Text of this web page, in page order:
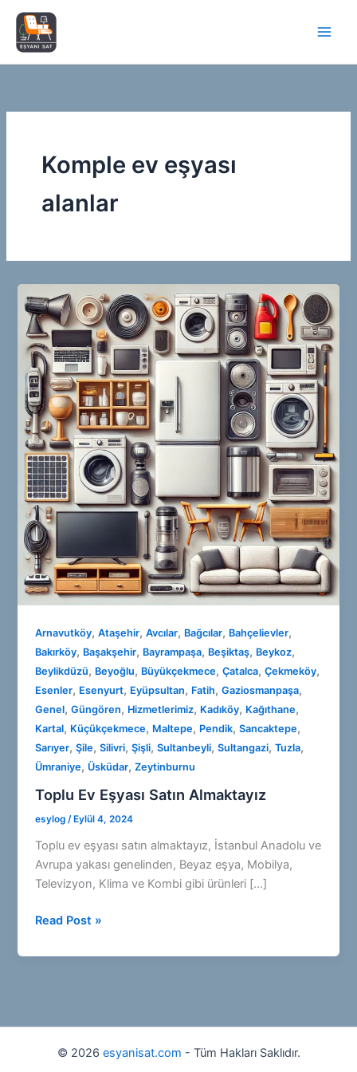
İçeriğe
Komple ev eşyası
alanlar
Arnavutköy,Ataşehir,Avcılar, Bağcılar, Bahçelievler,
Bakırköy, Başakşehir, Bayrampaşa, Beşiktaş, Beykoz,
Beylikdüzü, Beyoğlu, Büyükçekmece,Çatalca,Çekmeköy,
Esenler, Esenyurt, Eyüpsultan, Fatih,Gaziosmanpaşa,
Genel,Güngören, Hizmetlerimiz, Kadıköy, Kağıthane,
Kartal, Küçükçekmece, Maltepe, Pendik,Sancaktepe,
Sarıyer,Şile,Silivri,Şişli,Sultanbeyli,Sultangazi,Tuzla,
Ümraniye, Üsküdar,Zeytinburnu
Toplu Ev Eşyası Satın Almaktayız
esylog /Eylül 4, 2024
Toplu ev eşyası satın almaktayız, İstanbul Anadolu ve
Avrupa yakası genelinden, Beyaz eşya, Mobilya,
Televizyon, Klima ve Kombi gibi ürünleri […]
Toplu
Eşyası
Read Post »
© 2026 esyanisat.com - Tüm Hakları Saklıdır.